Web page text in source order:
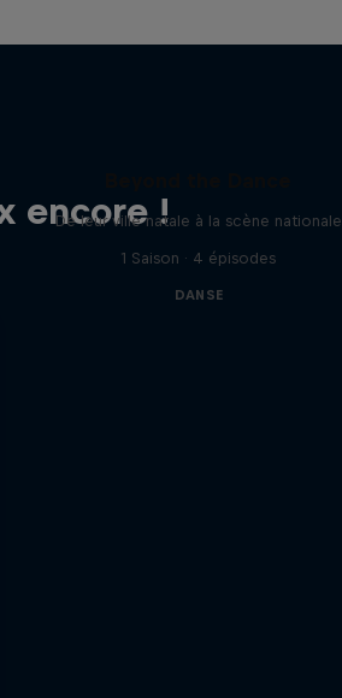
encore !
De leur ville natale à la scène nationale
1 Saison · 4 épisodes
DANSE